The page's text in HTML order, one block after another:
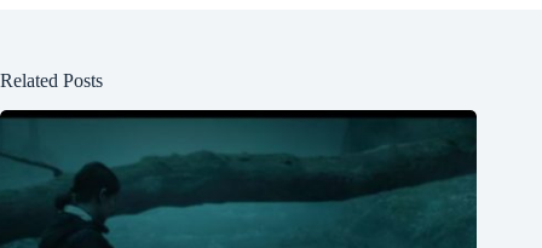
Related Posts